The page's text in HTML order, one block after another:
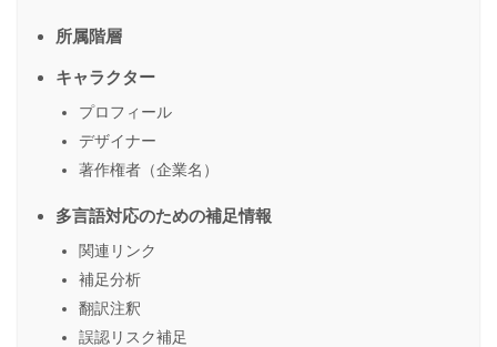
所属階層
キャラクター
プロフィール
デザイナー
著作権者（企業名）
多言語対応のための補足情報
関連リンク
補足分析
翻訳注釈
誤認リスク補足